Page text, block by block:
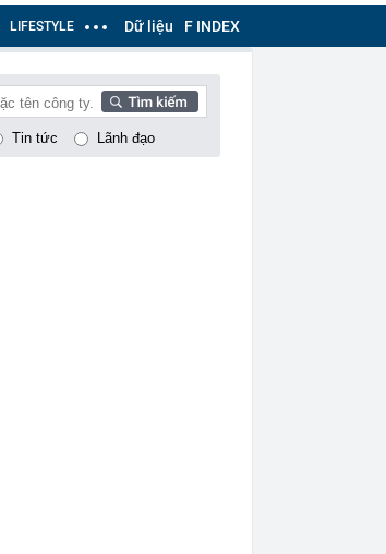
LIFESTYLE Dữ liệu F INDEX
Tin tức Lãnh đạo